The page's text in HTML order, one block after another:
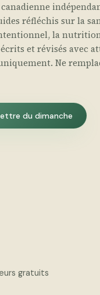
réfléchis sur la
la
et révisés avec
Ne
du dimanche
gratuits